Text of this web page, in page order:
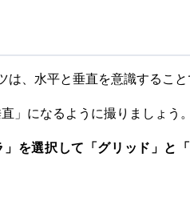
、水平と垂直を意識すること
」になるように撮りましょう。
を選択して「グリッド」と